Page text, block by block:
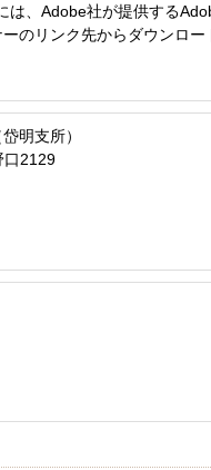
、Adobe社が提供する
のリンク先からダウンロー
明支所）
口2129